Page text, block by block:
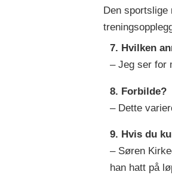
Den sportslige
7. Hvilken
– Jeg ser for
8. Forbilde?
– Dette
9. Hvis du
– Søren
han hatt på